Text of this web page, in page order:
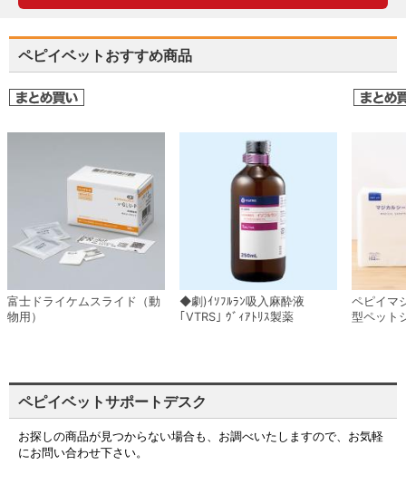
ペピイベットおすすめ商品
富士ドライケムスライド（動
物用）
◆劇)ｲｿﾌﾙﾗﾝ吸入麻酔液
｢VTRS｣ ｳﾞｨｱﾄﾘｽ製薬
ペピイマ
型ペット
ペピイベットサポートデスク
お探しの商品が見つからない場合も、お調べいたしますので、お気軽
にお問い合わせ下さい。